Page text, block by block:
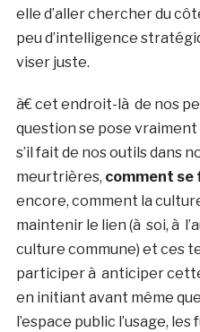
elle d’aller chercher du
peu d’intelligence
viser juste.
à€ cet endroit-là de nos
question se pose vraiment
s’il fait de nos outils dans
meurtrières, comment se
encore, comment la
maintenir le lien (à soi, à
culture commune) et ces
participer à anticiper
en initiant avant même
l’espace public l’usage,